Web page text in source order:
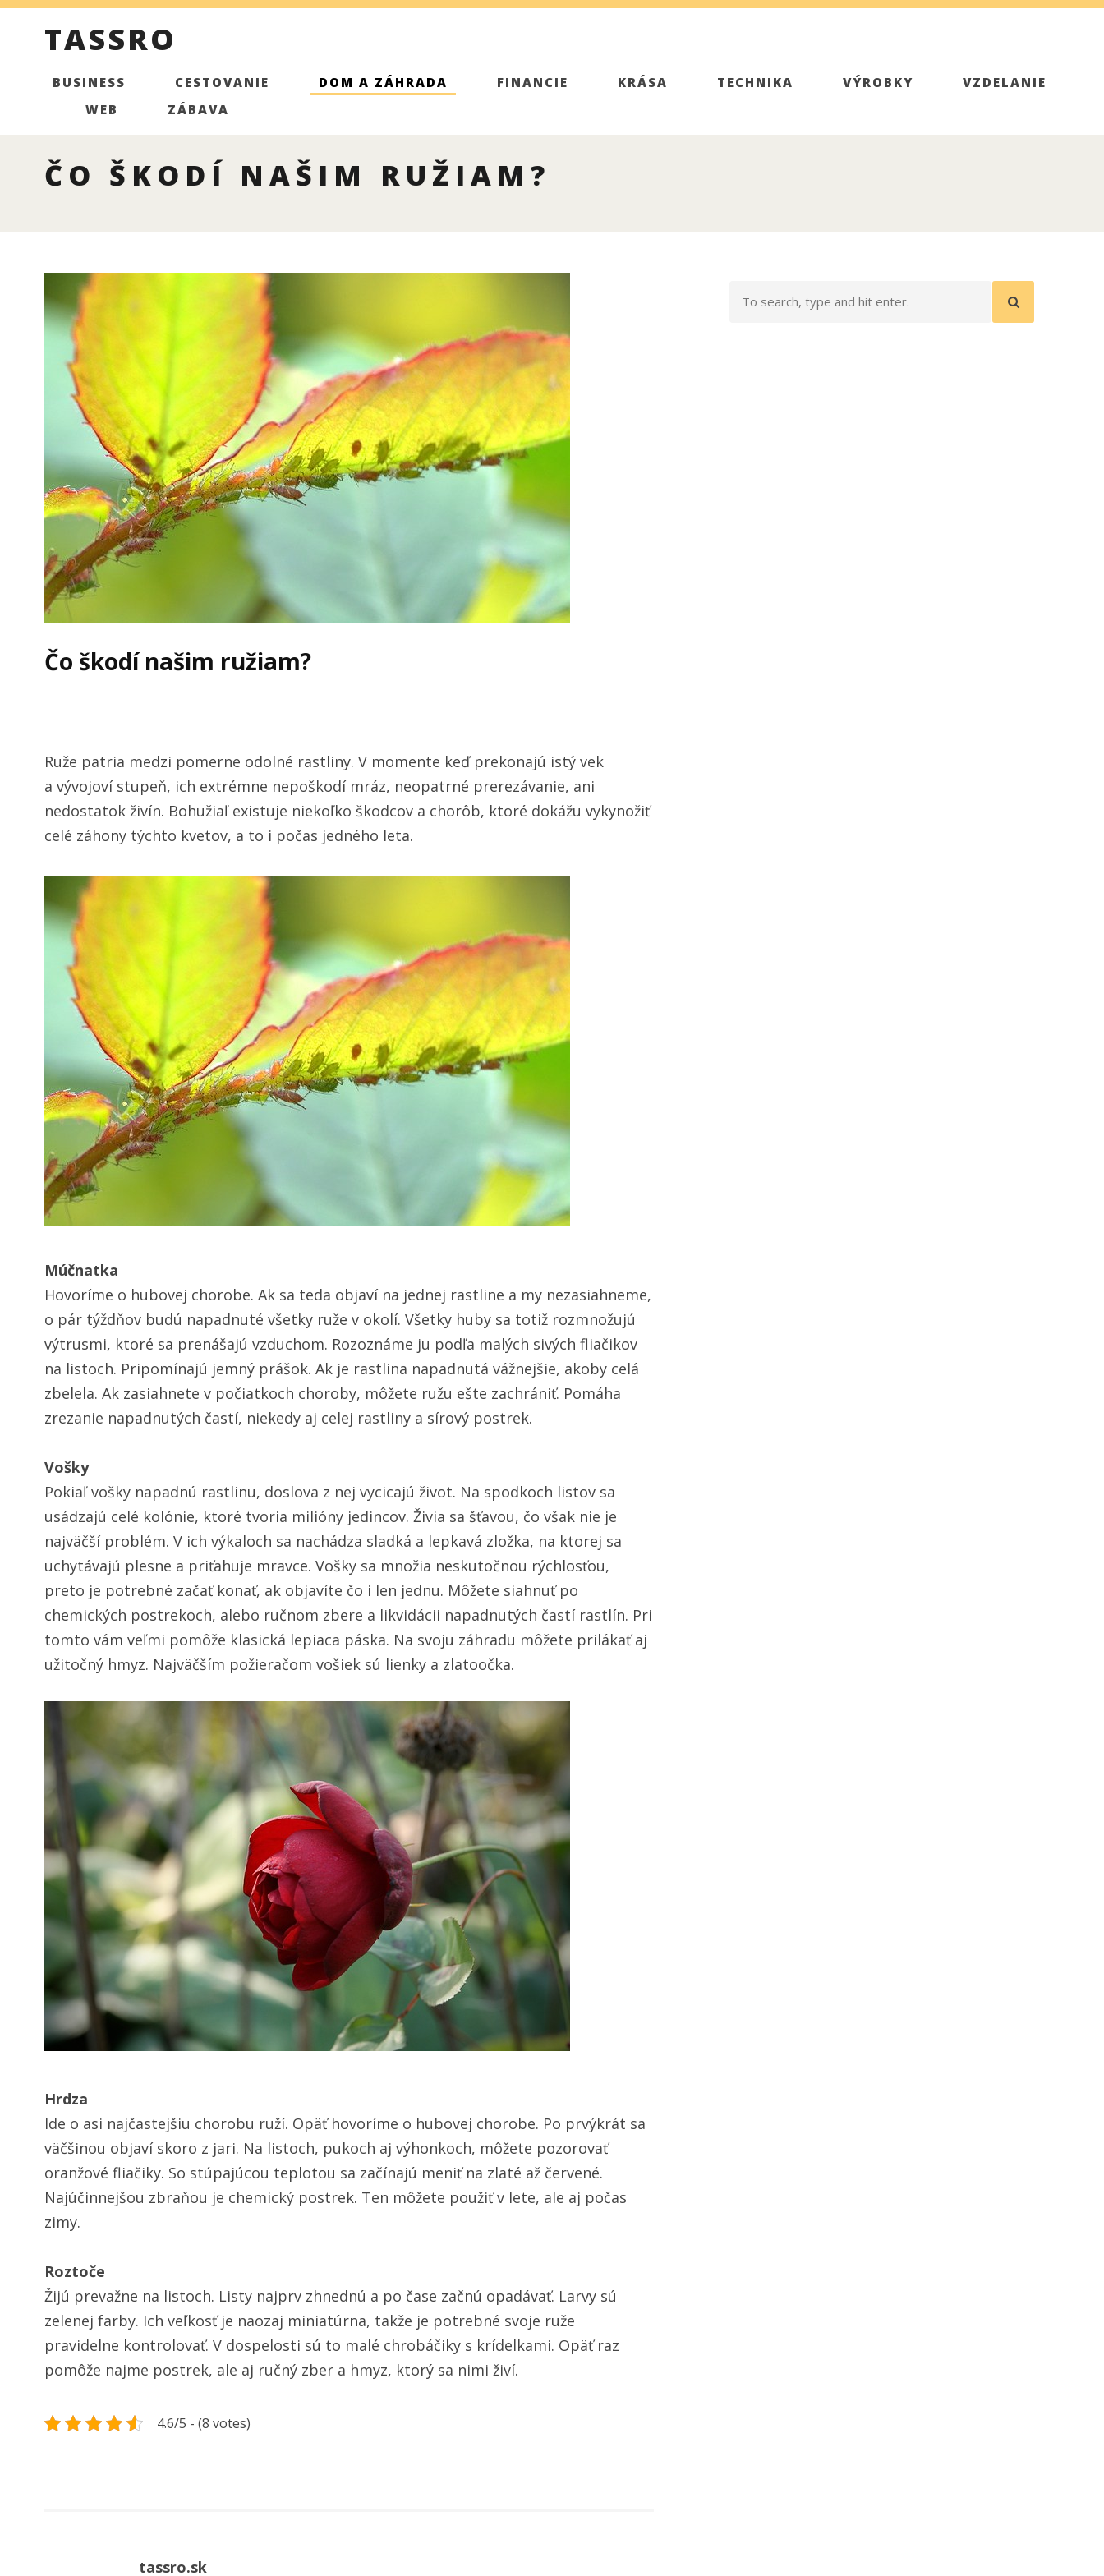
TASSRO
BUSINESS CESTOVANIE DOM A ZÁHRADA FINANCIE KRÁSA TECHNIKA VÝROBKY
VZDELANIE
WEB
ZÁBAVA
ČO ŠKODÍ NAŠIM RUŽIAM?
Čo škodí našim ružiam?
Ruže patria medzi pomerne odolné rastliny. V momente keď prekonajú istý vek
a vývojoví stupeň, ich extrémne nepoškodí mráz, neopatrné prerezávanie, ani
nedostatok živín. Bohužiaľ existuje niekoľko škodcov a chorôb, ktoré dokážu vykynožiť
celé záhony týchto kvetov, a to i počas jedného leta.
Múčnatka
Hovoríme o hubovej chorobe. Ak sa teda objaví na jednej rastline a my nezasiahneme,
o pár týždňov budú napadnuté všetky ruže v okolí. Všetky huby sa totiž rozmnožujú
výtrusmi, ktoré sa prenášajú vzduchom. Rozoznáme ju podľa malých sivých fliačikov
na listoch. Pripomínajú jemný prášok. Ak je rastlina napadnutá vážnejšie, akoby celá
zbelela. Ak zasiahnete v počiatkoch choroby, môžete ružu ešte zachrániť. Pomáha
zrezanie napadnutých častí, niekedy aj celej rastliny a sírový postrek.
Vošky
Pokiaľ vošky napadnú rastlinu, doslova z nej vycicajú život. Na spodkoch listov sa
usádzajú celé kolónie, ktoré tvoria milióny jedincov. Živia sa šťavou, čo však nie je
najväčší problém. V ich výkaloch sa nachádza sladká a lepkavá zložka, na ktorej sa
uchytávajú plesne a priťahuje mravce. Vošky sa množia neskutočnou rýchlosťou,
preto je potrebné začať konať, ak objavíte čo i len jednu. Môžete siahnuť po
chemických postrekoch, alebo ručnom zbere a likvidácii napadnutých častí rastlín. Pri
tomto vám veľmi pomôže klasická lepiaca páska. Na svoju záhradu môžete prilákať aj
užitočný hmyz. Najväčším požieračom vošiek sú lienky a zlatoočka.
Hrdza
Ide o asi najčastejšiu chorobu ruží. Opäť hovoríme o hubovej chorobe. Po prvýkrát sa
väčšinou objaví skoro z jari. Na listoch, pukoch aj výhonkoch, môžete pozorovať
oranžové fliačiky. So stúpajúcou teplotou sa začínajú meniť na zlaté až červené.
Najúčinnejšou zbraňou je chemický postrek. Ten môžete použiť v lete, ale aj počas
zimy.
Roztoče
Žijú prevažne na listoch. Listy najprv zhnednú a po čase začnú opadávať. Larvy sú
zelenej farby. Ich veľkosť je naozaj miniatúrna, takže je potrebné svoje ruže
pravidelne kontrolovať. V dospelosti sú to malé chrobáčiky s krídelkami. Opäť raz
pomôže najme postrek, ale aj ručný zber a hmyz, ktorý sa nimi živí.
4.6/5 - (8 votes)
tassro.sk